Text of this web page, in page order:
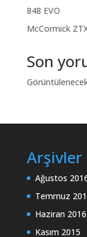
848 EVO
McCormick
Son
Arşivler
Ağustos
Temmuz
Haziran 2016
Kasım 2015